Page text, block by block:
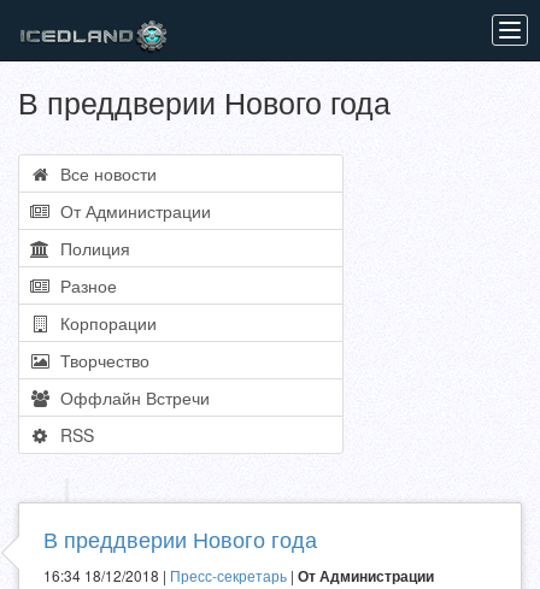
В преддверии Нового года
Все новости
От Администрации
Полиция
Разное
Корпорации
Творчество
Оффлайн Встречи
RSS
В преддверии Нового года
16:34 18/12/2018 | Пресс-секретарь | От Администрации